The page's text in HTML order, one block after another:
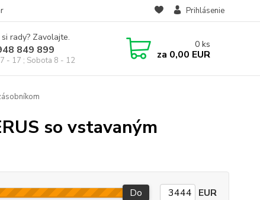
Prihlásenie
rady? Zavolajte.
849 899
- 17 ; Sobota 8 - 12
0 ks
za 0,00 EUR
so vstavaným
Do EUR